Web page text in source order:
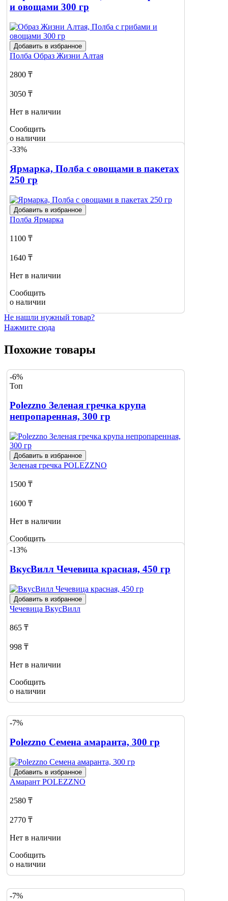
и овощами 300 гр
Добавить в избранное
Полба Образ Жизни Алтая
2800 ₸
3050 ₸
Нет в наличии
Сообщить
о наличии
-33%
Ярмарка, Полба с овощами в пакетах
250 гр
Добавить в избранное
Полба Ярмарка
1100 ₸
1640 ₸
Нет в наличии
Сообщить
о наличии
Не нашли нужный товар?
Нажмите сюда
Похожие товары
-6%
Топ
Polezzno Зеленая гречка крупа
непропаренная, 300 гр
Добавить в избранное
Зеленая гречка POLEZZNO
1500 ₸
1600 ₸
Нет в наличии
Сообщить
о наличии
-13%
ВкусВилл Чечевица красная, 450 гр
Добавить в избранное
Чечевица ВкусВилл
865 ₸
998 ₸
Нет в наличии
Сообщить
о наличии
-7%
Polezzno Семена амаранта, 300 гр
Добавить в избранное
Амарант POLEZZNO
2580 ₸
2770 ₸
Нет в наличии
Сообщить
о наличии
-7%